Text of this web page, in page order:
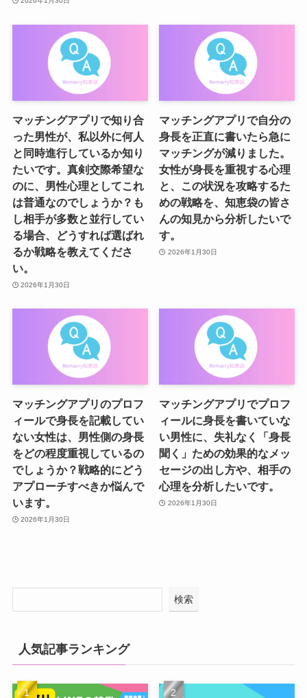
マッチングアプリで知り合
った男性が、私以外に何人
と同時進行しているか知り
たいです。真剣交際希望な
のに、男性心理としてこれ
は普通なのでしょうか？も
し相手が多数と並行してい
る場合、どうすれば選ばれ
るか戦略を教えてくださ
い。
2026年1月30日
マッチングアプリで自分の
身長を正直に書いたら急に
マッチングが減りました。
女性が身長を重視する心理
と、この状況を攻略するた
めの戦略を、知恵袋の皆さ
んの知見から分析したいで
す。
2026年1月30日
マッチングアプリのプロフ
ィールで身長を記載してい
ない女性は、男性側の身長
をどの程度重視しているの
でしょうか？戦略的にどう
アプローチすべきか悩んで
います。
2026年1月30日
マッチングアプリでプロフ
ィールに身長を書いていな
い男性に、失礼なく「身長
聞く」ための効果的なメッ
セージの出し方や、相手の
心理を分析したいです。
2026年1月30日
検索
人気記事ランキング